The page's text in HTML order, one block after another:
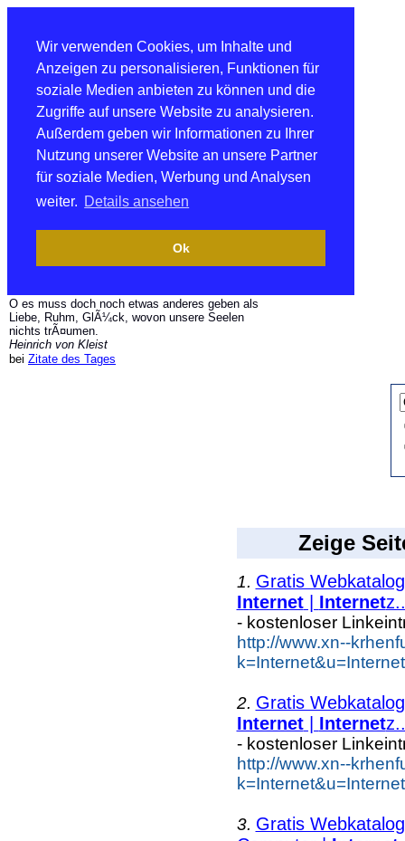
Wir verwenden Cookies, um Inhalte und
Anzeigen zu personalisieren, Funktionen für
soziale Medien anbieten zu können und die
Zugriffe auf unsere Website zu analysieren.
Außerdem geben wir Informationen zu Ihrer
Nutzung unserer Website an unsere Partner
für soziale Medien, Werbung und Analysen
weiter. Details ansehen
Ok
O es muss doch noch etwas anderes geben als
Liebe, Ruhm, GlÃ¼ck, wovon unsere Seelen
nichts trÃ¤umen.
Heinrich von Kleist
bei Zitate des Tages
Zeige
1. Gratis
Internet| Internet
- kostenloser
http://www.xn--
2. Gratis
Internet| Internet
- kostenloser
http://www.xn--
3. Gratis